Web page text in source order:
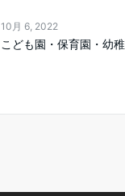
10月 6, 2022
こども園・保育園・幼